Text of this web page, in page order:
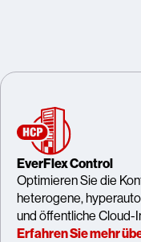
EverFlex Control
Optimieren Sie die
heterogene,
und öffentliche Cloud-
Erfahren Sie mehr